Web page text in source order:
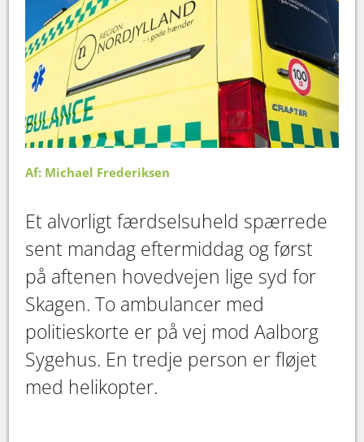
Af: Michael Frederiksen
Et alvorligt færdselsuheld spærrede
sent mandag eftermiddag og først
på aftenen hovedvejen lige syd for
Skagen. To ambulancer med
politieskorte er på vej mod Aalborg
Sygehus. En tredje person er fløjet
med helikopter.